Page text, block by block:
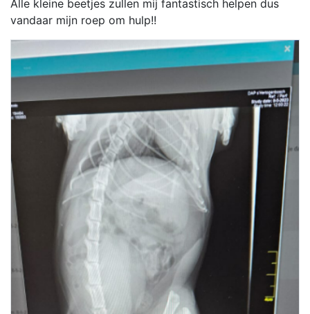
Alle kleine beetjes zullen mij fantastisch helpen dus
vandaar mijn roep om hulp!!